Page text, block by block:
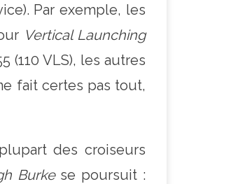
Par exemple, les
Vertical Launching
(110 VLS), les autres
fait certes pas tout,
des croiseurs
Burkese poursuit :